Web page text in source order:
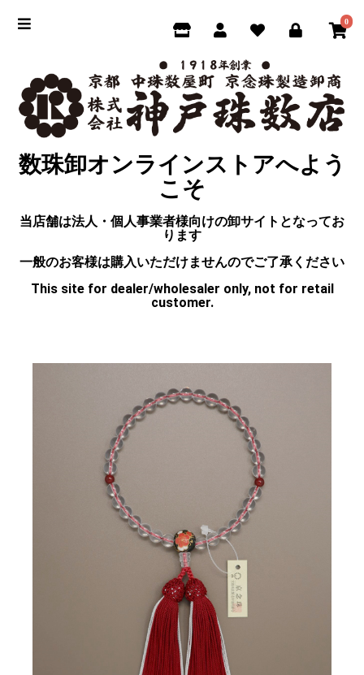
0
数珠卸オンラインストアへよう
こそ
当店舗は法人・個人事業者様向けの卸サイトとなってお
ります
一般のお客様は購入いただけませんのでご了承ください
This site for dealer/wholesaler only, not for retail
customer.